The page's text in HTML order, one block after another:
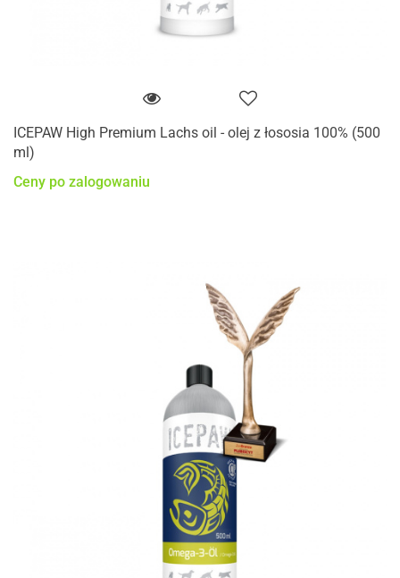
ICEPAW High Premium Lachs oil - olej z łososia 100% (500
ml)
Ceny po zalogowaniu